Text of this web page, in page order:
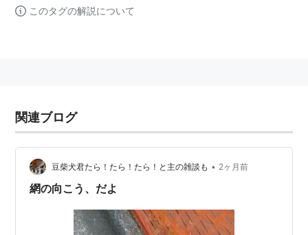
このタグの解説について
関連ブログ
豆柴犬君たら！たら！たら！と主の雑談も • 2ヶ月前
網の向こう、だよ